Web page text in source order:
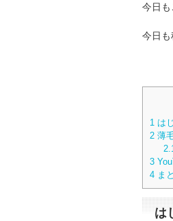
今日も
今日も
1 は
2 薄
3
4 ま
は